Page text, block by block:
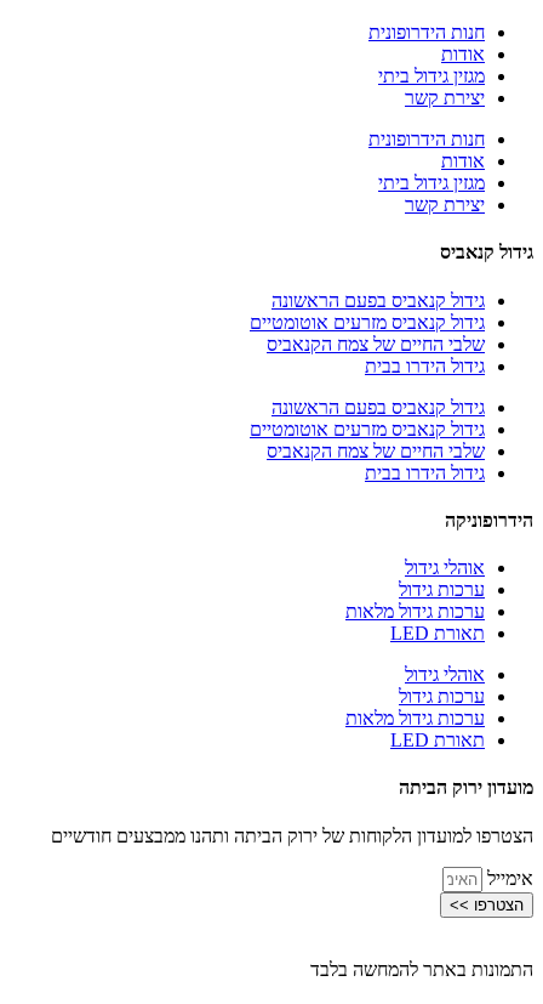
חנות הידרופונית
אודות
מגזין גידול ביתי
יצירת קשר
חנות הידרופונית
אודות
מגזין גידול ביתי
יצירת קשר
גידול קנאביס
גידול קנאביס בפעם הראשונה
גידול קנאביס מזרעים אוטומטיים
שלבי החיים של צמח הקנאביס
גידול הידרו בבית
גידול קנאביס בפעם הראשונה
גידול קנאביס מזרעים אוטומטיים
שלבי החיים של צמח הקנאביס
גידול הידרו בבית
הידרופוניקה
אוהלי גידול
ערכות גידול
ערכות גידול מלאות
תאורת LED
אוהלי גידול
ערכות גידול
ערכות גידול מלאות
תאורת LED
מועדון ירוק הביתה
הצטרפו למועדון הלקוחות של ירוק הביתה ותהנו ממבצעים חודשיים
אימייל
הצטרפו >>
התמונות באתר להמחשה בלבד